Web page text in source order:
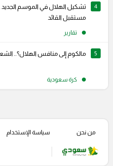
4
تشكيل الهلال في الموسم الجديد
مستقبل القائد
تقارير
5 مالكوم إلى منافس الهلال؟..
كرة سعودية
من نحن سياسة الإستخدام